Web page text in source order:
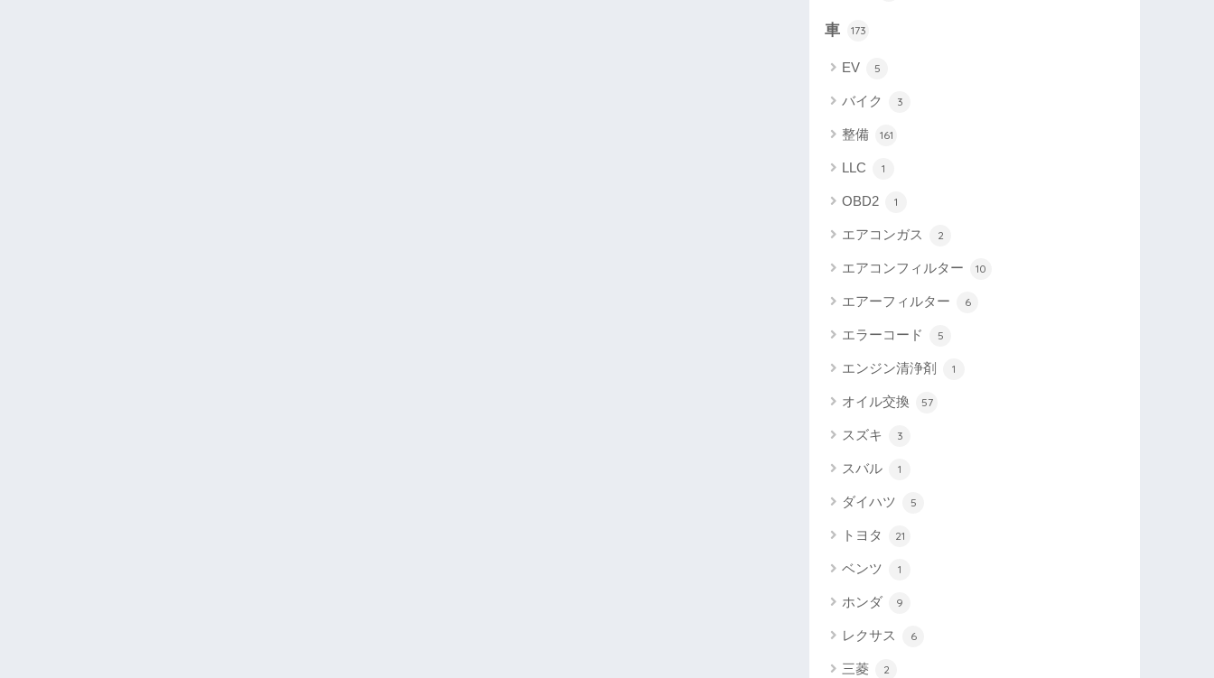
車 173
EV 5
バイク 3
整備 161
LLC 1
OBD2 1
エアコンガス 2
エアコンフィルター 10
エアーフィルター 6
エラーコード 5
エンジン清浄剤 1
オイル交換 57
スズキ 3
スバル 1
ダイハツ 5
トヨタ 21
ベンツ 1
ホンダ 9
レクサス 6
三菱 2